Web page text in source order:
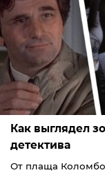
Как выглядел
детектива
От плаща